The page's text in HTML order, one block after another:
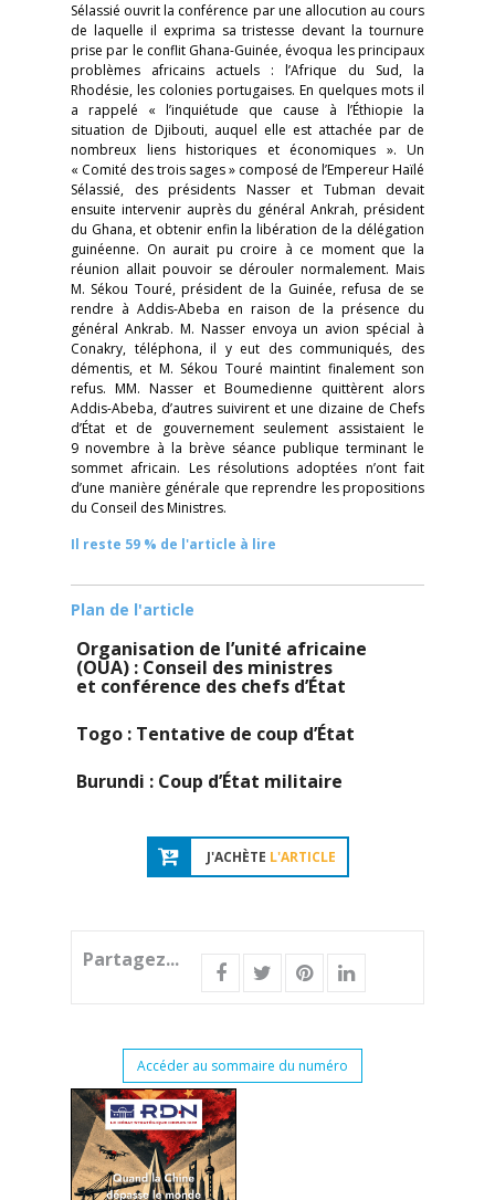
Sélassié ouvrit la conférence par une allocution au cours
de laquelle il exprima sa tristesse devant la tournure
prise par le conflit Ghana-Guinée, évoqua les principaux
problèmes africains actuels : l’Afrique du Sud, la
Rhodésie, les colonies portugaises. En quelques mots il
a rappelé « l’inquiétude que cause à l’Éthiopie la
situation de Djibouti, auquel elle est attachée par de
nombreux liens historiques et économiques ». Un
« Comité des trois sages » composé de l’Empereur Haïlé
Sélassié, des présidents Nasser et Tubman devait
ensuite intervenir auprès du général Ankrah, président
du Ghana, et obtenir enfin la libération de la délégation
guinéenne. On aurait pu croire à ce moment que la
réunion allait pouvoir se dérouler normalement. Mais
M. Sékou Touré, président de la Guinée, refusa de se
rendre à Addis-Abeba en raison de la présence du
général Ankrab. M. Nasser envoya un avion spécial à
Conakry, téléphona, il y eut des communiqués, des
démentis, et M. Sékou Touré maintint finalement son
refus. MM. Nasser et Boumedienne quittèrent alors
Addis-Abeba, d’autres suivirent et une dizaine de Chefs
d’État et de gouvernement seulement assistaient le
9 novembre à la brève séance publique terminant le
sommet africain. Les résolutions adoptées n’ont fait
d’une manière générale que reprendre les propositions
du Conseil des Ministres.
Il reste 59 % de l'article à lire
Plan de l'article
Organisation de l’unité africaine
(OUA) : Conseil des ministres
et conférence des chefs d’État
Togo : Tentative de coup d’État
Burundi : Coup d’État militaire
J'ACHÈTE L'ARTICLE
Partagez...
Accéder au sommaire du numéro